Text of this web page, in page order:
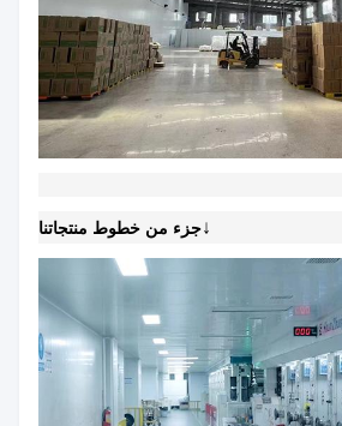
↓جزء من خطوط منتجاتنا